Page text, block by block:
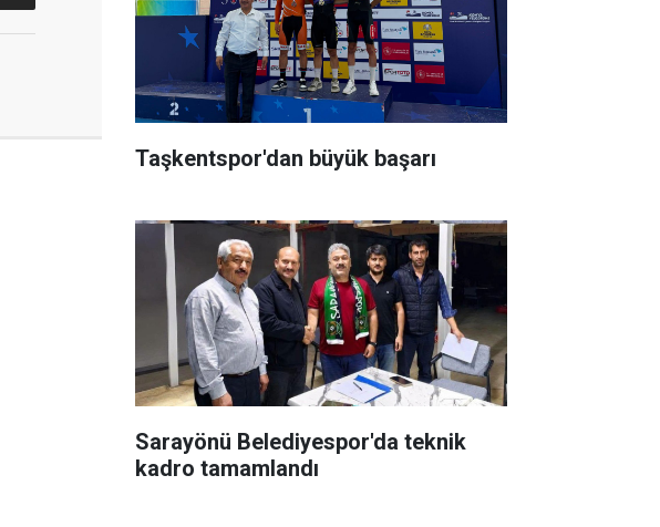
Taşkentspor'dan büyük başarı
Sarayönü Belediyespor'da teknik
kadro tamamlandı